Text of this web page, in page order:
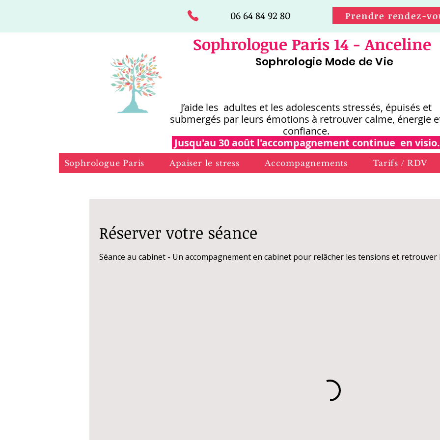
06 64 84 92 80 Prendre rendez-
Sophrologue Paris 14 - Anceline
J’aide les adultes et les adolescents stressés, épuisés et
submergés par leurs émotions à retrouver calme, énergie
confiance.
Jusqu'au 30 août l'accompagnement continue en visio.
Sophrologie Mode de Vie
Sophrologue Paris Apaiser le stress Accompagnements Tarifs / RDV
Réserver votre séance
Séance au cabinet - Un accompagnement en cabinet pour relâcher les tensions et retrouver